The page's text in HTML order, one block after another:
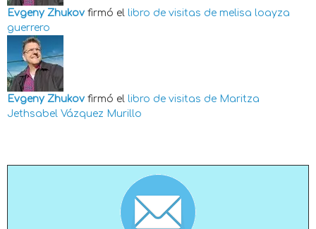
Evgeny Zhukov firmó el libro de visitas de melisa loayza
guerrero
Evgeny Zhukov firmó el libro de visitas de Maritza
Jethsabel Vázquez Murillo